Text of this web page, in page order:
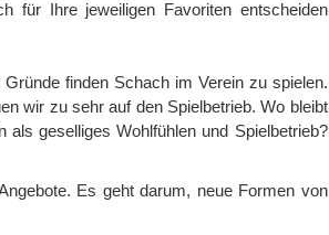
für Ihre jeweiligen Favoriten entscheiden
finden Schach im Verein zu spielen.
wir zu sehr auf den Spielbetrieb. Wo bleibt
geselliges Wohlfühlen und Spielbetrieb?
Es geht darum, neue Formen von